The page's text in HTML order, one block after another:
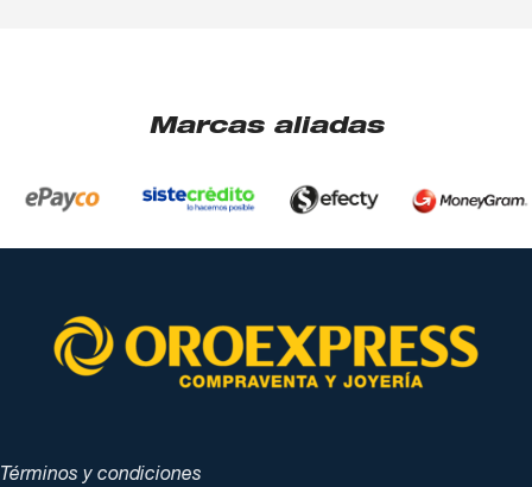
Marcas aliadas
Términos y condiciones